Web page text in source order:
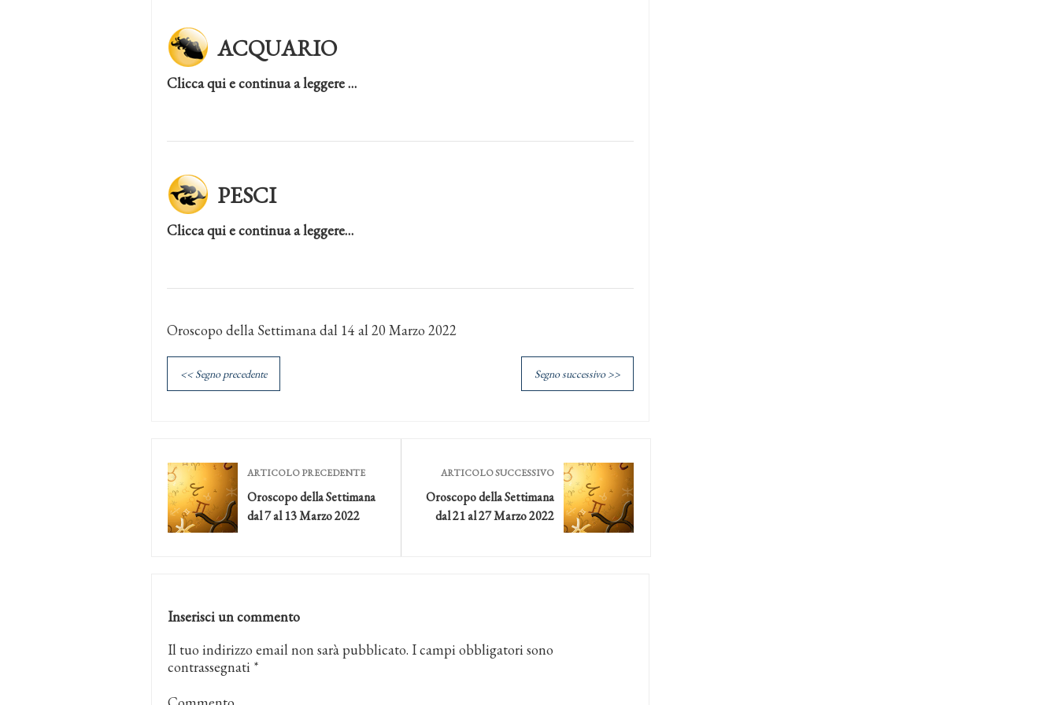
ACQUARIO
Clicca qui e continua a leggere …
PESCI
Clicca qui e continua a leggere…
Oroscopo della Settimana dal 14 al 20 Marzo 2022
<< Segno precedente Segno successivo >>
ARTICOLO PRECEDENTE
Oroscopo della Settimana
dal 7 al 13 Marzo 2022
ARTICOLO SUCCESSIVO
Oroscopo della Settimana
dal 21 al 27 Marzo 2022
Inserisci un commento
Il tuo indirizzo email non sarà pubblicato. I campi obbligatori sono
contrassegnati *